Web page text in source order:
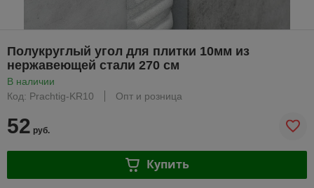
Полукруглый угол для плитки 10мм из
нержавеющей стали 270 см
В наличии
Код: Prachtig-KR10
Опт и розница
52 руб.
Купить